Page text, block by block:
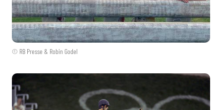
© RB Presse & Robin Godel